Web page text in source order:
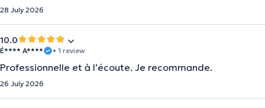
28 July 2026
10.0
É**** A**** • 1 review
Professionnelle et à l’écoute. Je recommande.
26 July 2026